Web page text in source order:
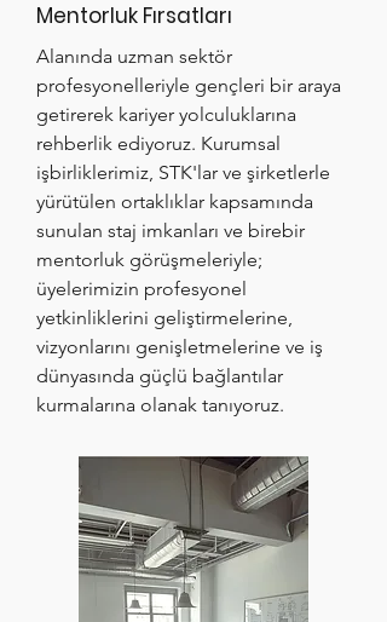
Mentorluk Fırsatları
Alanında uzman sektör
profesyonelleriyle gençleri bir araya
getirerek kariyer yolculuklarına
rehberlik ediyoruz. Kurumsal
işbirliklerimiz, STK'lar ve şirketlerle
yürütülen ortaklıklar kapsamında
sunulan staj imkanları ve birebir
mentorluk görüşmeleriyle;
üyelerimizin profesyonel
yetkinliklerini geliştirmelerine,
vizyonlarını genişletmelerine ve iş
dünyasında güçlü bağlantılar
kurmalarına olanak tanıyoruz.